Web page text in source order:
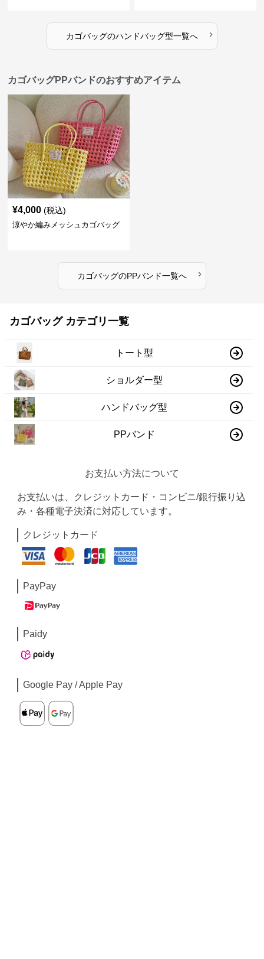
カゴバッグのハンドバッグ型一覧へ ›
カゴバッグPPバンドのおすすめアイテム
¥4,000 (税込)
涼やか編みメッシュカゴバッグ
カゴバッグのPPバンド一覧へ ›
カゴバッグ カテゴリ一覧
トート型
ショルダー型
ハンドバッグ型
PPバンド
お支払い方法について
お支払いは、クレジットカード・コンビニ/銀行振り込
み・各種電子決済に対応しています。
クレジットカード
PayPay
Paidy
Google Pay / Apple Pay